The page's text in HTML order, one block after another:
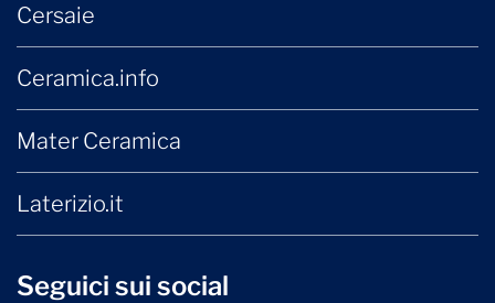
Cersaie
Ceramica.info
Mater Ceramica
Laterizio.it
Seguici sui social